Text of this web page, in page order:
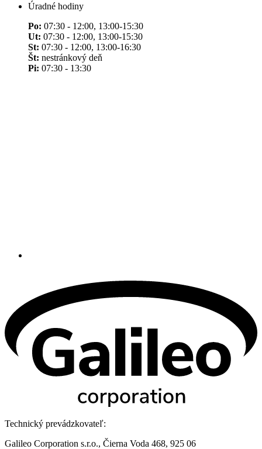
Úradné hodiny
Po: 07:30 - 12:00, 13:00-15:30
Ut: 07:30 - 12:00, 13:00-15:30
St: 07:30 - 12:00, 13:00-16:30
Št: nestránkový deň
Pi: 07:30 - 13:30
Technický prevádzkovateľ:
Galileo Corporation s.r.o., Čierna Voda 468, 925 06